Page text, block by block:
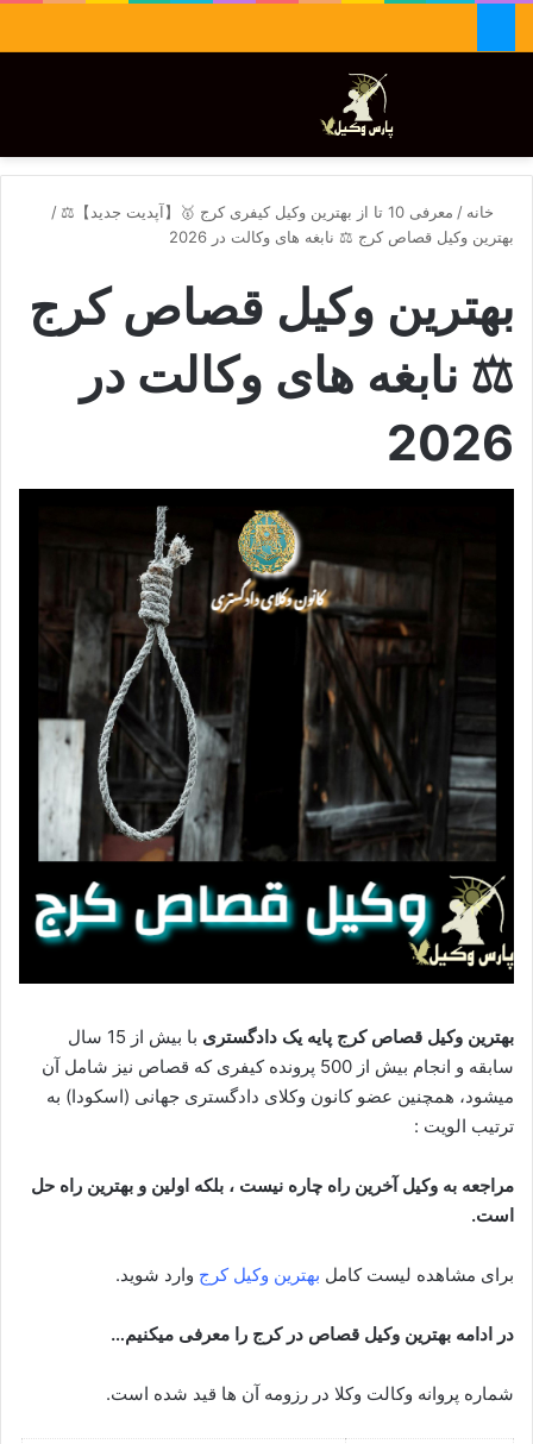
تغییر پوسته
خانه / معرفی 10 تا از بهترین وکیل کیفری کرج 🥇【آپدیت جدید】⚖️
/
بهترین وکیل قصاص کرج ⚖️ نابغه های وکالت در 2026
بهترین وکیل قصاص کرج
⚖️ نابغه های وکالت در
2026
بهترین وکیل قصاص کرج پایه یک دادگستری
با بیش از 15 سال
سابقه و انجام بیش از 500 پرونده کیفری که قصاص نیز شامل آن
میشود، همچنین عضو کانون وکلای دادگستری جهانی (اسکودا) به
ترتیب الویت :
مراجعه به وکیل آخرین راه چاره نیست ، بلکه اولین و بهترین راه حل
است.
برای مشاهده لیست کامل بهترین وکیل کرج وارد شوید.
در ادامه بهترین وکیل قصاص در کرج را معرفی میکنیم…
شماره پروانه وکالت وکلا در رزومه آن ها قید شده است.